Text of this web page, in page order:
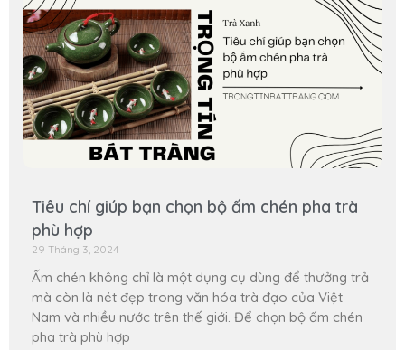
Tiêu chí giúp bạn chọn bộ ấm chén pha trà
phù hợp
29 Tháng 3, 2024
Ấm chén không chỉ là một dụng cụ dùng để thưởng trả
mà còn là nét đẹp trong văn hóa trà đạo của Việt
Nam và nhiều nước trên thế giới. Để chọn bộ ấm chén
pha trà phù hợp